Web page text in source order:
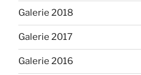
Galerie 2018
Galerie 2017
Galerie 2016